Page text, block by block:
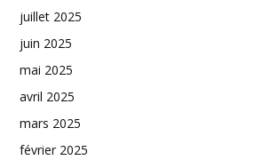
juillet 2025
juin 2025
mai 2025
avril 2025
mars 2025
février 2025